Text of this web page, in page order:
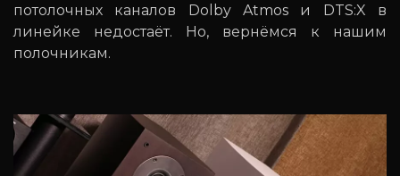
потолочных каналов Dolby Atmos и DTS:X в
линейке недостаёт. Но, вернёмся к нашим
полочникам.